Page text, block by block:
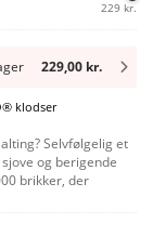
229 kr.
229,00 kr.
klodser
Selvfølgelig et
og berigende
brikker, der
omhyggeligt